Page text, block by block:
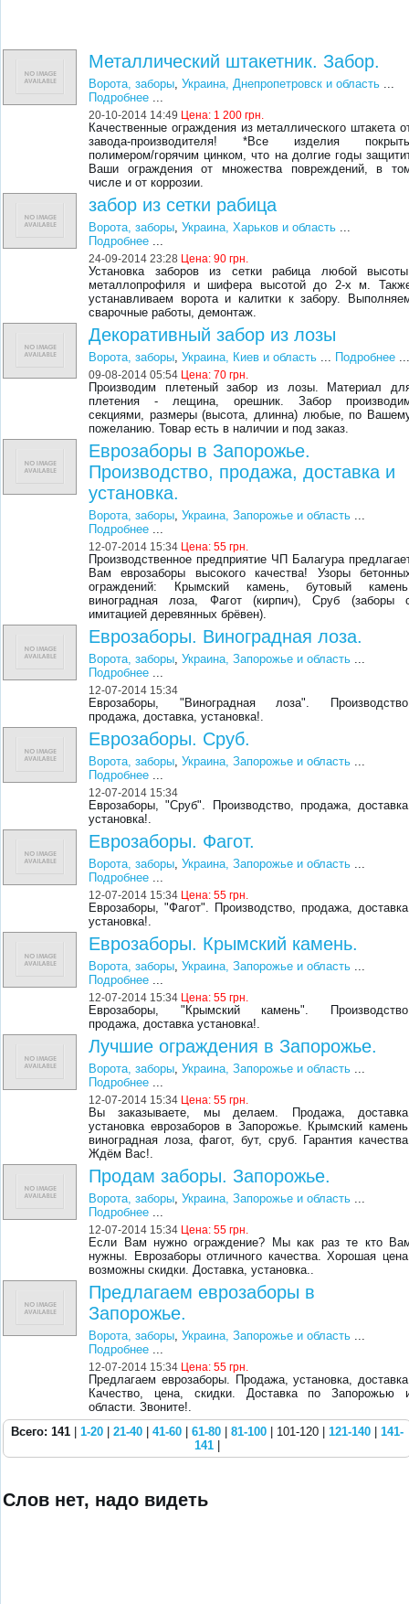
Металлический штакетник. Забор.
Ворота, заборы,Украина, Днепропетровск и область ...
Подробнее ...
20-10-2014 14:49 Цена: 1 200 грн.
Качественные ограждения из металлического штакета
завода-производителя! *Все изделия
полимером/горячим цинком, что на долгие годы
Ваши ограждения от множества повреждений, в
числе и от коррозии.
забор из сетки рабица
Ворота, заборы,Украина, Харьков и область ...
Подробнее ...
24-09-2014 23:28 Цена:90 грн.
Установка заборов из сетки рабица любой
металлопрофиля и шифера высотой до 2-х м.
устанавливаем ворота и калитки к забору.
сварочные работы, демонтаж.
Декоративный забор из лозы
Ворота, заборы,Украина, Киев и область ... Подробнее
09-08-2014 05:54 Цена:70 грн.
Производим плетеный забор из лозы. Материал
плетения - лещина, орешник. Забор
секциями, размеры (высота, длинна) любые, по
пожеланию. Товар есть в наличии и под заказ.
Еврозаборы в Запорожье.
Производство, продажа, доставка и
установка.
Ворота, заборы,Украина, Запорожье и область ...
Подробнее ...
12-07-2014 15:34 Цена:55 грн.
Производственное предприятие ЧП Балагура
Вам еврозаборы высокого качества! Узоры
ограждений: Крымский камень, бутовый
виноградная лоза, Фагот (кирпич), Сруб (заборы
имитацией деревянных брёвен).
Еврозаборы. Виноградная лоза.
Ворота, заборы,Украина, Запорожье и область ...
Подробнее ...
12-07-2014 15:34
Еврозаборы, "Виноградная лоза".
продажа, доставка, установка!.
Еврозаборы. Сруб.
Ворота, заборы,Украина, Запорожье и область ...
Подробнее ...
12-07-2014 15:34
Еврозаборы, "Сруб". Производство, продажа,
установка!.
Еврозаборы. Фагот.
Ворота, заборы,Украина, Запорожье и область ...
Подробнее ...
12-07-2014 15:34 Цена:55 грн.
Еврозаборы, "Фагот". Производство, продажа,
установка!.
Еврозаборы. Крымский камень.
Ворота, заборы,Украина, Запорожье и область ...
Подробнее ...
12-07-2014 15:34 Цена:55 грн.
Еврозаборы, "Крымский камень".
продажа, доставка установка!.
Лучшие ограждения в Запорожье.
Ворота, заборы,Украина, Запорожье и область ...
Подробнее ...
12-07-2014 15:34 Цена:55 грн.
Вы заказываете, мы делаем. Продажа,
установка еврозаборов в Запорожье. Крымский
виноградная лоза, фагот, бут, сруб. Гарантия
Ждём Вас!.
Продам заборы. Запорожье.
Ворота, заборы,Украина, Запорожье и область ...
Подробнее ...
12-07-2014 15:34 Цена:55 грн.
Если Вам нужно ограждение? Мы как раз те кто
нужны. Еврозаборы отличного качества. Хорошая
возможны скидки. Доставка, установка..
Предлагаем еврозаборы в
Запорожье.
Ворота, заборы,Украина, Запорожье и область ...
Подробнее ...
12-07-2014 15:34 Цена:55 грн.
Предлагаем еврозаборы. Продажа, установка,
Качество, цена, скидки. Доставка по Запорожью
области. Звоните!.
Всего: 141
1-20 21-40 41-60 61-80 81-100 | 101-120 | 121-140
141-
141
Слов нет, надо видеть